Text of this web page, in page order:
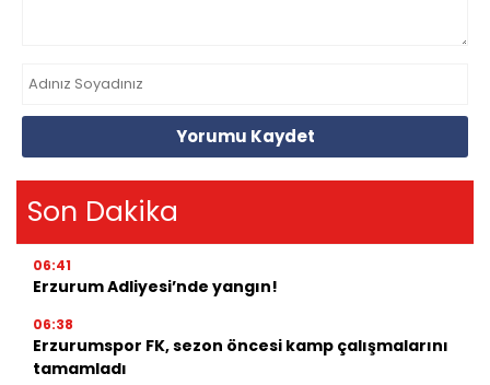
Yorumu Kaydet
Son Dakika
06:41
Erzurum Adliyesi’nde yangın!
06:38
Erzurumspor FK, sezon öncesi kamp çalışmalarını
tamamladı